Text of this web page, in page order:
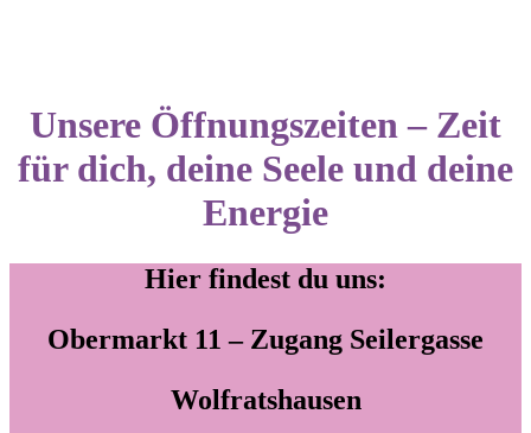
Unsere Öffnungszeiten – Zeit
für dich, deine Seele und deine
Energie
Hier findest du uns:
Obermarkt 11 – Zugang Seilergasse
Wolfratshausen